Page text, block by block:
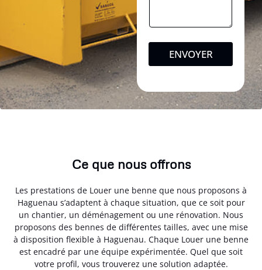
ENVOYER
Ce que nous offrons
Les prestations de Louer une benne que nous proposons à
Haguenau s’adaptent à chaque situation, que ce soit pour
un chantier, un déménagement ou une rénovation. Nous
proposons des bennes de différentes tailles, avec une mise
à disposition flexible à Haguenau. Chaque Louer une benne
est encadré par une équipe expérimentée. Quel que soit
votre profil, vous trouverez une solution adaptée.